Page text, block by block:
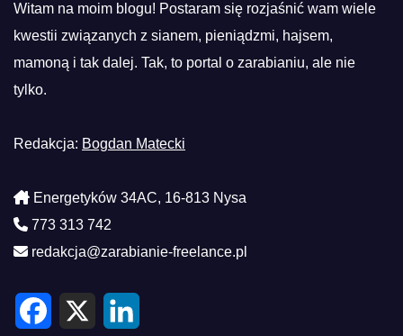
Witam na moim blogu! Postaram się rozjaśnić wam wiele
kwestii związanych z sianem, pieniądzmi, hajsem,
mamoną i tak dalej. Tak, to portal o zarabianiu, ale nie
tylko.
Redakcja: Bogdan Matecki
Energetyków 34AC, 16-813 Nysa
773 313 742
redakcja@zarabianie-freelance.pl
F
X